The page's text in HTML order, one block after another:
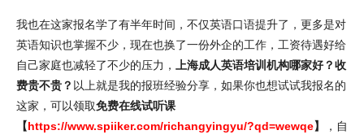
我也在这家报名学了有半年时间，不仅英语口语提升了，更多是对
英语知识也掌握不少，现在也换了一份外企的工作，工资待遇好给
自己家庭也减轻了不少的压力，
上海成人英语培训机构哪家好？收
费贵不贵？ 以上就是我的报班经验分享，如果你也想试试我报名的
这家，可以领取免费在线试听课
【https://www.spiiker.com/richangyingyu/?qd=wewqe】
，自